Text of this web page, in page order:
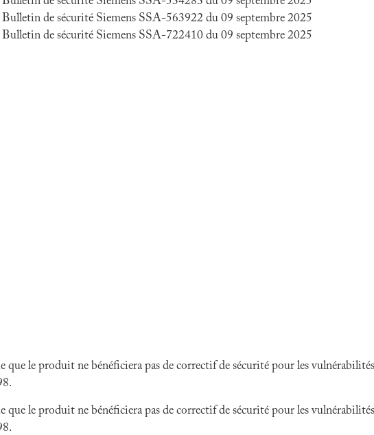
Bulletin de sécurité Siemens SSA-563922 du 09 septembre 2025
Bulletin de sécurité Siemens SSA-722410 du 09 septembre 2025
le produit ne bénéficiera pas de correctif de sécurité pour les
le produit ne bénéficiera pas de correctif de sécurité pour les